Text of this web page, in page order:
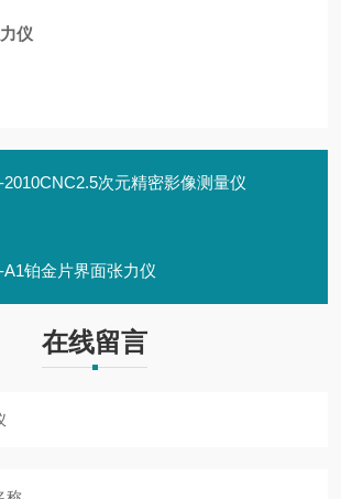
2010CNC2.5次元精密影像测量仪
A1铂金片界面张力仪
在线留言